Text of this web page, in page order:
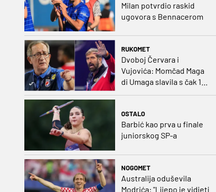
Milan potvrdio raskid
ugovora s Bennacerom
RUKOMET
Dvoboj Červara i
Vujovića: Momčad Maga
di Umaga slavila s čak 12
OSTALO
Barbić kao prva u finale
juniorskog SP-a
NOGOMET
Australija oduševila
Modrića: "Lijepo je vidjeti